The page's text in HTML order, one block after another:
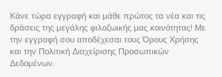
Κάνε τώρα εγγραφή και μάθε πρώτος τα νέα και τις
δράσεις της μεγάλης φιλοζωικής μας κοινότητας! Με
την εγγραφή σου αποδέχεσαι τους Όρους Χρήσης
και την Πολιτική Διαχείρισης Προσωπικών
Δεδομένων.